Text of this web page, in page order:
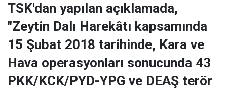
TSK'dan yapılan açıklamada,
"Zeytin Dalı Harekâtı kapsamında
15 Şubat 2018 tarihinde, Kara ve
Hava operasyonları sonucunda 43
PKK/KCK/PYD-YPG ve DEAŞ terör